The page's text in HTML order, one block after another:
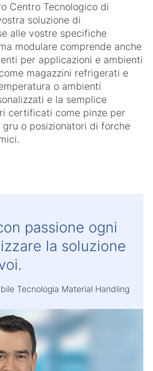
Centro Tecnologico di
soluzione di
alle vostre specifiche
modulare comprende anche
per applicazioni e ambienti
magazzini refrigerati e
o ambienti
e la semplice
certificati come pinze per
o posizionatori di forche
passione ogni
la soluzione
Tecnologia Material Handling